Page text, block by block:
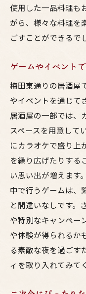
使用した一品料理も
がら、様々な料理を
ごすことができるで
ゲームやイベント
梅田東通りの居酒屋
やイベントを通じて
居酒屋の一部では、
スペースを用意して
にカラオケで盛り上
を繰り広げたりする
い思い出が増えます
中で行うゲームは、
と間違いなしです。
や特別なキャンペー
や体験が得られるか
る素敵な夜を過ごす
ィを取り入れてみて